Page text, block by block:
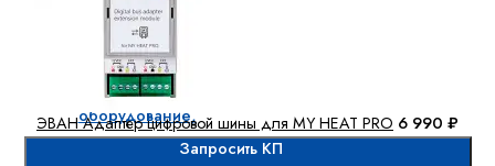
влажности
MYHEAT
Дополнительное
оборудование,
запчасти для систем
ЭВАН Адаптер цифровой шины для MY HEAT PRO 6 990 ₽
Запросить КП